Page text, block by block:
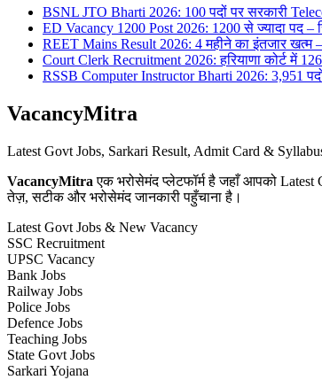
BSNL JTO Bharti 2026: 100 पदों पर सरकारी
ED Vacancy 1200 Post 2026: 1200 से ज्यादा पद –
REET Mains Result 2026: 4 महीने का इंतजार खत्म –
Court Clerk Recruitment 2026: हरियाणा कोर्ट में
RSSB Computer Instructor Bharti 2026: 3,951
VacancyMitra
Latest Govt Jobs, Sarkari Result, Admit Card &
VacancyMitra एक भरोसेमंद प्लेटफॉर्म है जहाँ आपको Latest
तेज़, सटीक और भरोसेमंद जानकारी पहुँचाना है।
Latest Govt Jobs & New Vacancy
SSC Recruitment
UPSC Vacancy
Bank Jobs
Railway Jobs
Police Jobs
Defence Jobs
Teaching Jobs
State Govt Jobs
Sarkari Yojana